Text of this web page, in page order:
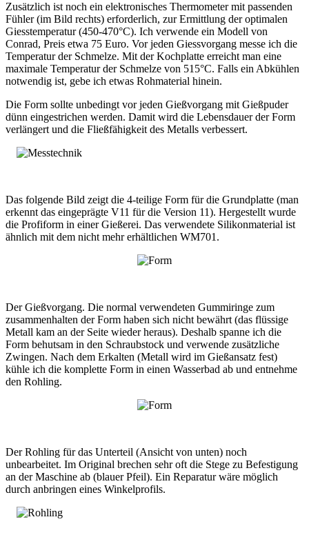
Zusätzlich ist noch ein elektronisches Thermometer mit passenden
Fühler (im Bild rechts) erforderlich, zur Ermittlung der optimalen
Giesstemperatur (450-470°C). Ich verwende ein Modell von
Conrad, Preis etwa 75 Euro. Vor jeden Giessvorgang messe ich die
Temperatur der Schmelze. Mit der Kochplatte erreicht man eine
maximale Temperatur der Schmelze von 515°C. Falls ein Abkühlen
notwendig ist, gebe ich etwas Rohmaterial hinein.
Die Form sollte unbedingt vor jeden Gießvorgang mit Gießpuder
dünn eingestrichen werden. Damit wird die Lebensdauer der Form
verlängert und die Fließfähigkeit des Metalls verbessert.
Das folgende Bild zeigt die 4-teilige Form für die Grundplatte (man
erkennt das eingeprägte V11 für die Version 11). Hergestellt wurde
die Profiform in einer Gießerei. Das verwendete Silikonmaterial ist
ähnlich mit dem nicht mehr erhältlichen WM701.
Der Gießvorgang. Die normal verwendeten Gummiringe zum
zusammenhalten der Form haben sich nicht bewährt (das flüssige
Metall kam an der Seite wieder heraus). Deshalb spanne ich die
Form behutsam in den Schraubstock und verwende zusätzliche
Zwingen. Nach dem Erkalten (Metall wird im Gießansatz fest)
kühle ich die komplette Form in einen Wasserbad ab und entnehme
den Rohling.
Der Rohling für das Unterteil (Ansicht von unten) noch
unbearbeitet. Im Original brechen sehr oft die Stege zu Befestigung
an der Maschine ab (blauer Pfeil). Ein Reparatur wäre möglich
durch anbringen eines Winkelprofils.